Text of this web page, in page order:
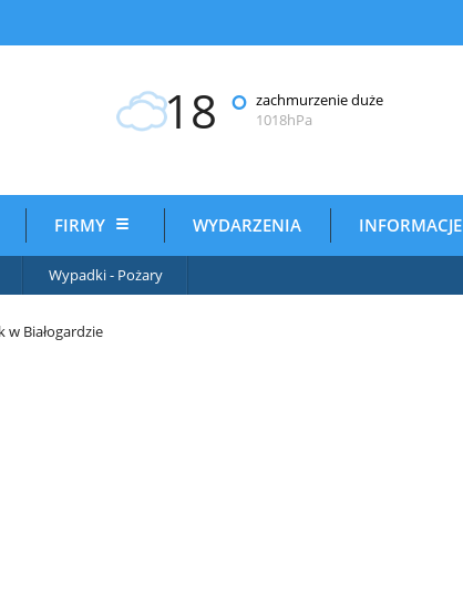
18 ° zachmurzenie duże
1018hPa
Wypadki - Pożary
FIRMY WYDARZENIA INFORMACJE
Białogardzie